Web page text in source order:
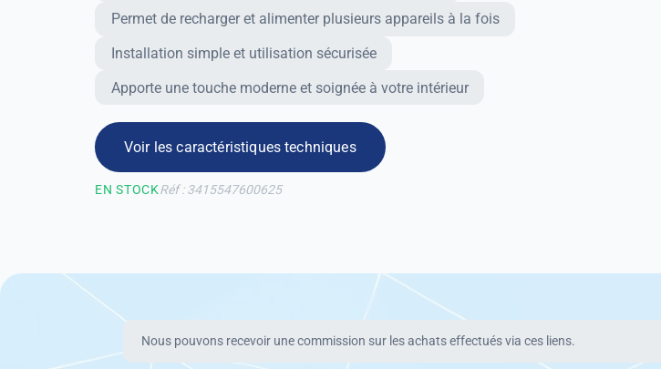
Permet de recharger et alimenter plusieurs appareils à la fois
Installation simple et utilisation sécurisée
Apporte une touche moderne et soignée à votre intérieur
Voir les caractéristiques techniques
EN STOCKRéf : 3415547600625
Nous pouvons recevoir une commission sur les achats effectués via ces liens.